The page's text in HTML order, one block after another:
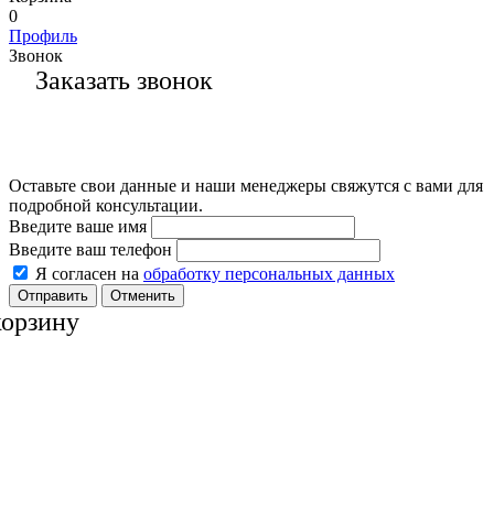
0
Профиль
Звонок
Заказать звонок
Оставьте свои данные и наши менеджеры свяжутся с вами для
подробной консультации.
Введите ваше имя
Введите ваш телефон
Я согласен на обработку персональных данных
Отменить